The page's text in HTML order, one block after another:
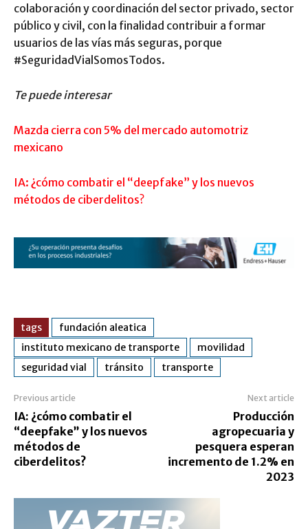
colaboración y coordinación del sector privado, sector
público y civil, con la finalidad contribuir a formar
usuarios de las vías más seguras, porque
#SeguridadVialSomosTodos.
Te puede interesar
Mazda cierra con 5% del mercado automotriz
mexicano
IA: ¿cómo combatir el “deepfake” y los nuevos
métodos de ciberdelitos?
tags
fundación aleatica
instituto mexicano de transporte
movilidad
seguridad vial
tránsito transporte
Previous article
IA: ¿cómo combatir el
“deepfake” y los nuevos
métodos de
ciberdelitos?
Next article
Producción
agropecuaria y
pesquera esperan
incremento de 1.2% en
2023